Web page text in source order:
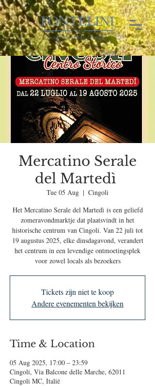
Mercatino Serale
del Martedì
Tue 05 Aug
  |
Cingoli
Het Mercatino Serale del Martedì is een geliefd
zomeravondmarktje dat plaatsvindt in het
historische centrum van Cingoli. Van 22 juli tot
19 augustus 2025, elke dinsdagavond, verandert
het centrum in een levendige ontmoetingsplek
voor zowel locals als bezoekers
Tickets zijn niet te koop
Andere evenementen bekijken
Time & Location
05 Aug 2025, 17:00 – 23:59
Cingoli, Via Balcone delle Marche, 62011
Cingoli MC, Italië